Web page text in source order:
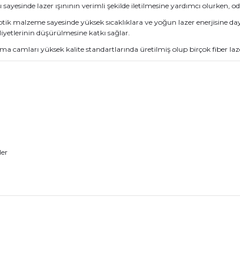
lazer ışınının verimli şekilde iletilmesine yardımcı
malzeme sayesinde yüksek sıcaklıklara ve yoğun lazer enerjisine
düşürülmesine katkı sağlar.
camları yüksek kalite standartlarında üretilmiş olup birçok fiber